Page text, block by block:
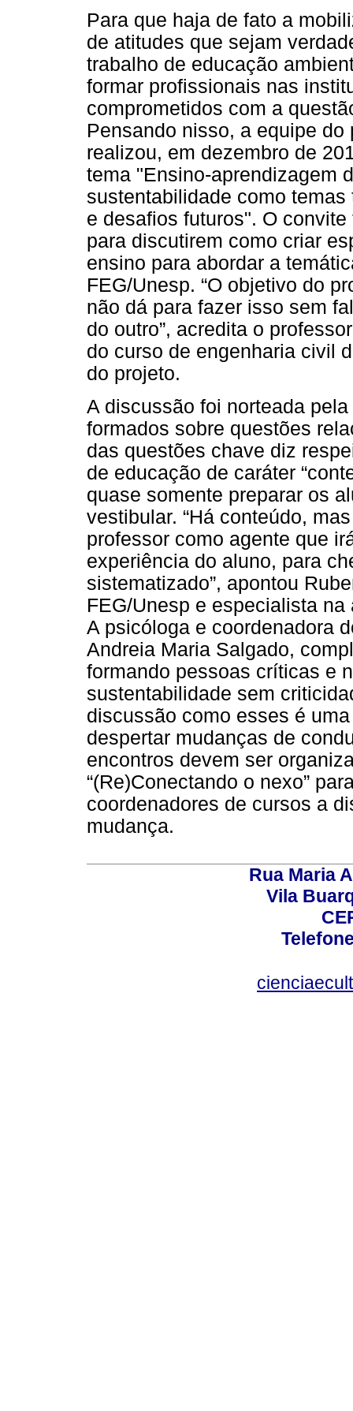
Para que haja de fato a
de atitudes que sejam
trabalho de educação
formar profissionais nas
comprometidos com a
Pensando nisso, a equipe
realizou, em dezembro de
tema "Ensino-aprendizagem
sustentabilidade como
e desafios futuros". O
para discutirem como criar
ensino para abordar a
FEG/Unesp. “O objetivo do
não dá para fazer isso sem
do outro”, acredita o
do curso de engenharia civil
do projeto.
A discussão foi norteada
formados sobre questões
das questões chave diz
de educação de caráter
quase somente preparar os
vestibular. “Há conteúdo,
professor como agente que
experiência do aluno, para
sistematizado”, apontou
FEG/Unesp e especialista
A psicóloga e coordenadora
Andreia Maria Salgado,
formando pessoas críticas e
sustentabilidade sem
discussão como esses é
despertar mudanças de
encontros devem ser
“(Re)Conectando o nexo”
coordenadores de cursos a
mudança.
Rua Maria
Vila